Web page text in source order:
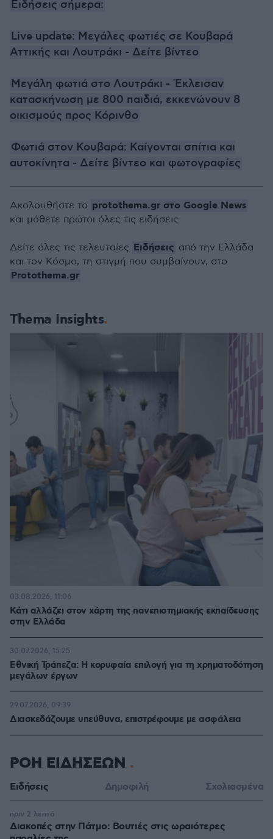
Ειδήσεις σήμερα:
Live update: Μεγάλες φωτιές σε Κουβαρά
Αττικής και Λουτράκι - Δείτε βίντεο
Μεγάλη φωτιά στο Λουτράκι - Έκλεισαν
κατασκήνωση με 800 παιδιά, εκκενώνουν 8
οικισμούς προς Κόρινθο
Φωτιά στον Κουβαρά: Καίγονται σπίτια και
αυτοκίνητα - Δείτε βίντεο και φωτογραφίες
Thema Insights
Κάτι αλλάζει στον χάρτη της πανεπιστημιακής εκπαίδευσης
στην Ελλάδα
03.08.2026, 11:06
Εθνική Τράπεζα: Η κορυφαία επιλογή για τη χρηματοδότηση
μεγάλων έργων
30.07.2026, 15:25
Διασκεδάζουμε υπεύθυνα, επιστρέφουμε με ασφάλεια
29.07.2026, 09:39
Ακολουθήστε το protothema.gr στο Google News
και μάθετε πρώτοι όλες τις ειδήσεις
Δείτε όλες τις τελευταίες Ειδήσεις από την Ελλάδα
και τον Κόσμο, τη στιγμή που συμβαίνουν, στο
Protothema.gr
ΡΟΗ ΕΙΔΗΣΕΩΝ
Ειδήσεις Δημοφιλή Σχολιασμένα
Διακοπές στην Πάτμο: Βουτιές στις ωραιότερες
πριν 2 λεπτά